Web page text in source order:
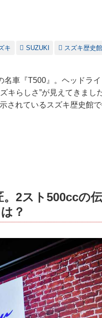
キ SUZUKI スズキ歴史館
車『T500』。ヘッドラ
キらしさ”が見えてきまし
されているスズキ歴史館
2スト500ccの
？